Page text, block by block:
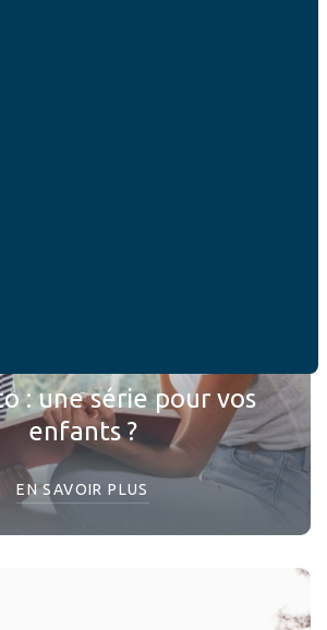
: une série pour vos
enfants ?
EN SAVOIR PLUS